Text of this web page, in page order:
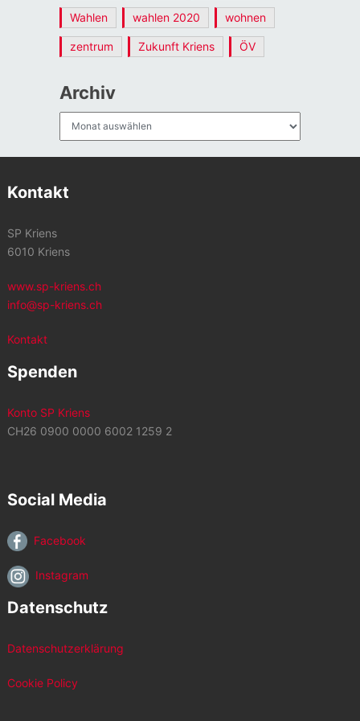
Wahlen wahlen 2020 wohnen
zentrum Zukunft Kriens ÖV
Archiv
Kontakt
SP Kriens
6010 Kriens
www.sp-kriens.ch
info@sp-kriens.ch
Kontakt
Spenden
Konto SP Kriens
CH26 0900 0000 6002 1259 2
Social Media
Facebook
Instagram
Datenschutz
Datenschutzerklärung
Cookie Policy